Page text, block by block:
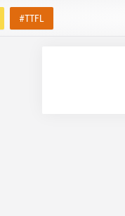
#TTFL